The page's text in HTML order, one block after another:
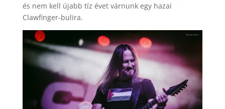
és nem kell újabb tíz évet várnunk egy hazai
Clawfinger-bulira.